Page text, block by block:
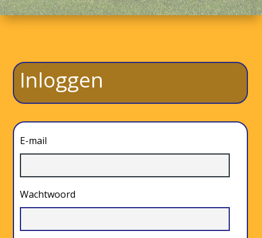
Inloggen
E-mail
Wachtwoord